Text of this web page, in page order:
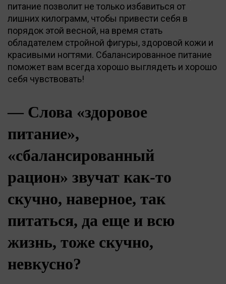
питание позволит не только избавиться от
лишних килограмм, чтобы привести себя в
порядок этой весной, на время стать
обладателем стройной фигуры, здоровой кожи и
красивыми ногтями. Сбалансированное питание
поможет вам всегда хорошо выглядеть и хорошо
себя чувствовать!
— Слова «здоровое
питание»,
«сбалансированный
рацион» звучат как-то
скучно, наверное, так
питаться, да еще и всю
жизнь, тоже скучно,
невкусно?